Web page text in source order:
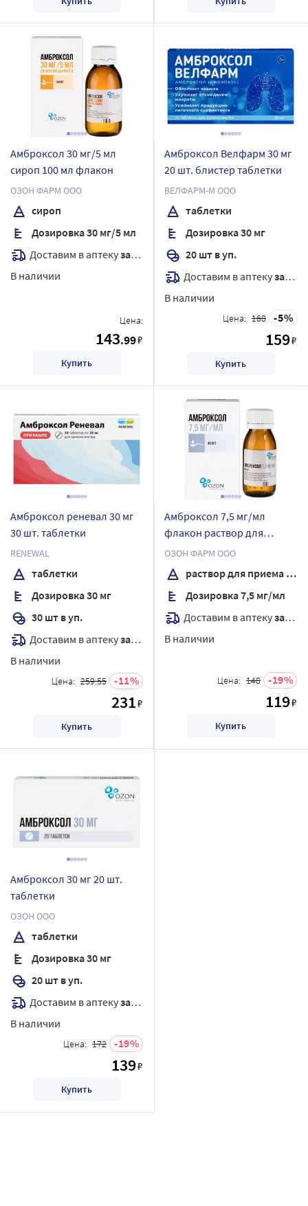
Амброксол 30 мг/5 мл
сироп 100 мл флакон
ОЗОН ФАРМ ООО
сироп
Дозировка 30 мг/5 мл
Доставим в аптекузавтра
В наличии
Цена:
143.99₽
Купить
Амброксол Велфарм 30 мг
20 шт. блистер таблетки
ВЕЛФАРМ-М ООО
таблетки
Дозировка 30 мг
20 шт в уп.
Доставим в аптекузавтра
В наличии
Цена: 168 5
159₽
Купить
Амброксол реневал 30 мг
30 шт. таблетки
RENEWAL
таблетки
Дозировка 30 мг
30 шт в уп.
Доставим в аптекузавтра
В наличии
Цена: 259.55 11
231₽
Купить
Амброксол 7,5 мг/мл
флакон раствор для
приема внутрь и
ингаляций 40 мл
ОЗОН ФАРМ ООО
раствор для приема внутрь
Дозировка 7,5 мг/мл
Доставим в аптекузавтра
В наличии
Цена: 148 19
119₽
Купить
Амброксол 30 мг 20 шт.
таблетки
ОЗОН ООО
таблетки
Дозировка 30 мг
20 шт в уп.
Доставим в аптекузавтра
В наличии
Цена: 172 19
139₽
Купить